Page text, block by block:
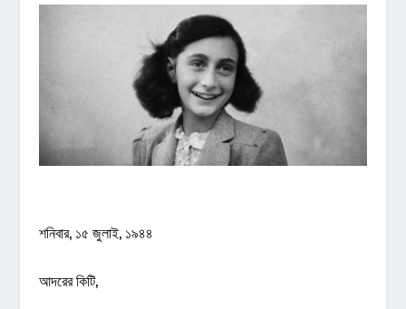
শনিবার, ১৫ জুলাই, ১৯৪৪
আদরের কিটি,